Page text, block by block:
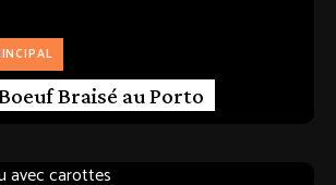
Braisé au Porto